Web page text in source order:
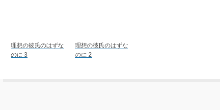
理想の彼氏のはずな
のに 3
理想の彼氏のはずな
のに 2